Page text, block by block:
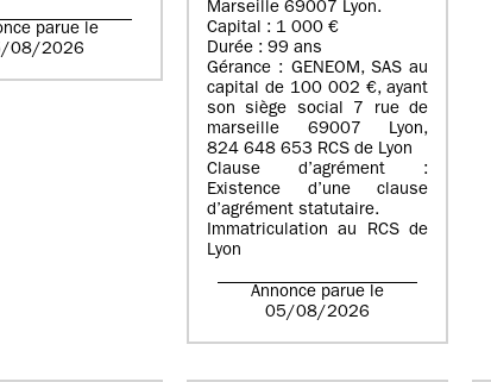
parue le
08/2026
Marseille 69007 Lyon.
Capital : 1 000 €
Durée : 99 ans
Gérance : GENEOM, SAS au
capital de 100 002 €, ayant
son siège social 7 rue de
marseille 69007 Lyon,
824 648 653 RCS de Lyon
Clause d’agrément :
Existence d’une clause
d’agrément statutaire.
Immatriculation au RCS de
Lyon
Annonce parue le
05/08/2026